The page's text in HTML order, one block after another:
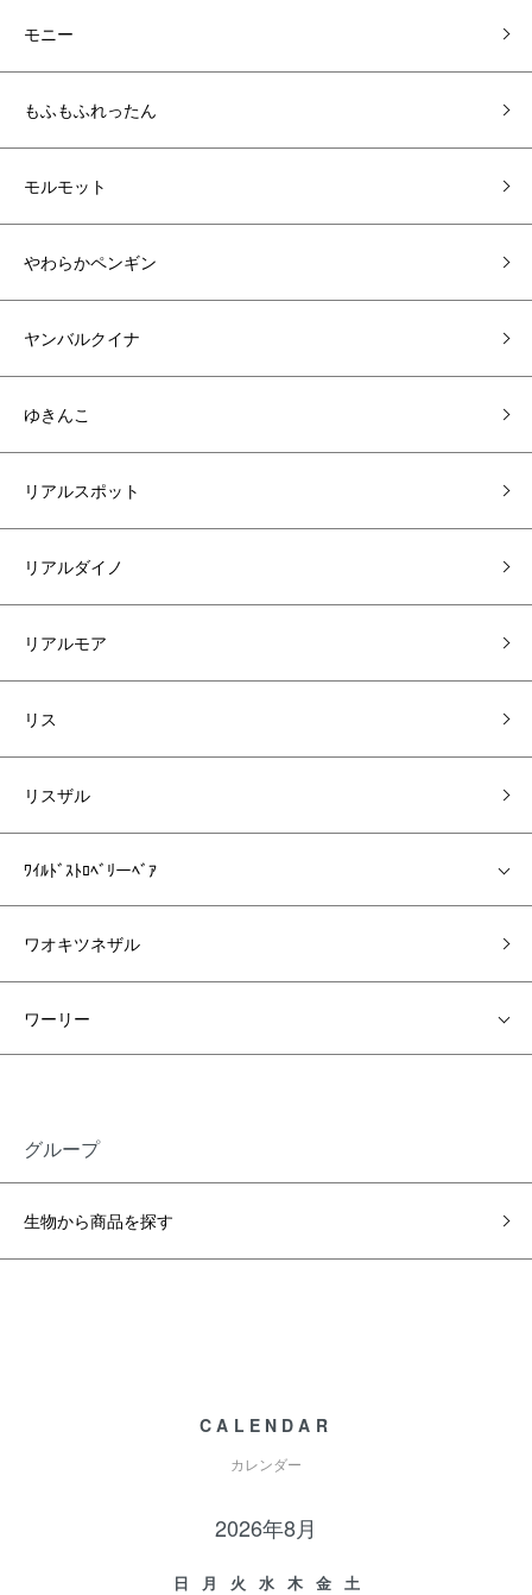
モニー
もふもふれったん
モルモット
やわらかペンギン
ヤンバルクイナ
ゆきんこ
リアルスポット
リアルダイノ
リアルモア
リス
リスザル
ﾜｲﾙﾄﾞｽﾄﾛﾍﾞﾘーﾍﾞｱ
ワオキツネザル
ワーリー
グループ
生物から商品を探す
CALENDAR
カレンダー
2026年8月
日 月 火 水 木 金
土